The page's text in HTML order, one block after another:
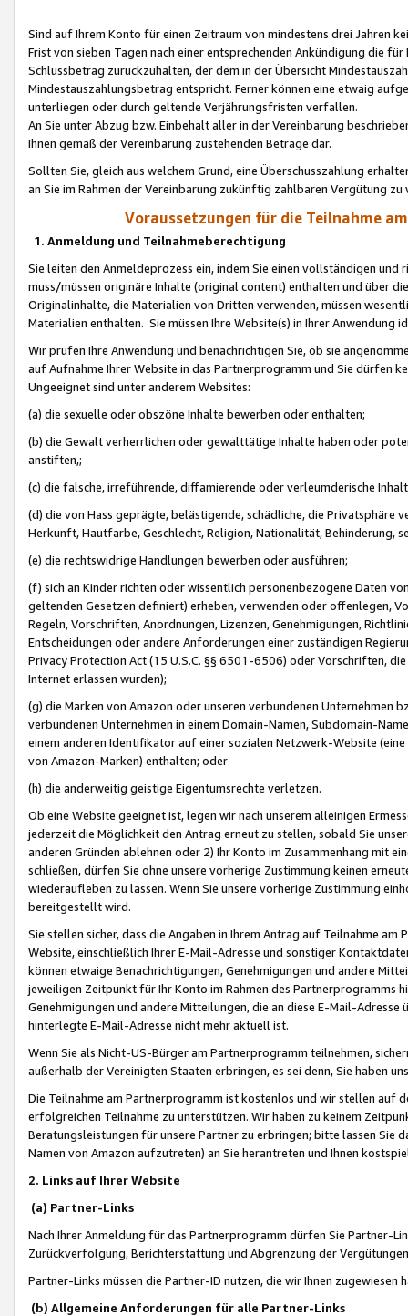
Sind auf Ihrem Konto für einen Zeitraum von mindestens drei Jahren
Frist von sieben Tagen nach einer entsprechenden Ankündigung die
Schlussbetrag zurückzuhalten, der dem in der Übersicht
Mindestauszahlungsbetrag entspricht. Ferner können eine etwaig
unterliegen oder durch geltende Verjährungsfristen verfallen.
An Sie unter Abzug bzw. Einbehalt aller in der Vereinbarung
Ihnen gemäß der Vereinbarung zustehenden Beträge dar.
Sollten Sie, gleich aus welchem Grund, eine Überschusszahlung
an Sie im Rahmen der Vereinbarung zukünftig zahlbaren Vergütung zu
Voraussetzungen für die Teilnahme
1. Anmeldung und Teilnahmeberechtigung
Sie leiten den Anmeldeprozess ein, indem Sie einen vollständigen
muss/müssen originäre Inhalte (original content) enthalten und über
Originalinhalte, die Materialien von Dritten verwenden, müssen
Materialien enthalten. Sie müssen Ihre Website(s) in Ihrer Anwendung
Wir prüfen Ihre Anwendung und benachrichtigen Sie, ob sie
auf Aufnahme Ihrer Website in das Partnerprogramm und Sie dürfen
Ungeeignet sind unter anderem Websites:
(a) die sexuelle oder obszöne Inhalte bewerben oder enthalten;
(b) die Gewalt verherrlichen oder gewalttätige Inhalte haben oder
anstiften,;
(c) die falsche, irreführende, diffamierende oder verleumderische
(d) die von Hass geprägte, belästigende, schädliche, die Privatsphäre
Herkunft, Hautfarbe, Geschlecht, Religion, Nationalität, Behinderung,
(e) die rechtswidrige Handlungen bewerben oder ausführen;
(f) sich an Kinder richten oder wissentlich personenbezogene Daten
geltenden Gesetzen definiert) erheben, verwenden oder offenlegen,
Regeln, Vorschriften, Anordnungen, Lizenzen, Genehmigungen,
Entscheidungen oder andere Anforderungen einer zuständigen
Privacy Protection Act (15 U.S.C. §§ 6501-6506) oder Vorschriften,
Internet erlassen wurden);
(g) die Marken von Amazon oder unseren verbundenen Unternehmen
verbundenen Unternehmen in einem Domain-Namen, Subdomain-
einem anderen Identifikator auf einer sozialen Netzwerk-Website
von Amazon-Marken) enthalten; oder
(h) die anderweitig geistige Eigentumsrechte verletzen.
Ob eine Website geeignet ist, legen wir nach unserem alleinigen
jederzeit die Möglichkeit den Antrag erneut zu stellen, sobald Sie
anderen Gründen ablehnen oder 2) Ihr Konto im Zusammenhang mit
schließen, dürfen Sie ohne unsere vorherige Zustimmung keinen
wiederaufleben zu lassen. Wenn Sie unsere vorherige Zustimmung
bereitgestellt wird.
Sie stellen sicher, dass die Angaben in Ihrem Antrag auf Teilnahme
Website, einschließlich Ihrer E-Mail-Adresse und sonstiger
können etwaige Benachrichtigungen, Genehmigungen und andere
jeweiligen Zeitpunkt für Ihr Konto im Rahmen des Partnerprogramms
Genehmigungen und andere Mitteilungen, die an diese E-Mail-
hinterlegte E-Mail-Adresse nicht mehr aktuell ist.
Wenn Sie als Nicht-US-Bürger am Partnerprogramm teilnehmen,
außerhalb der Vereinigten Staaten erbringen, es sei denn, Sie haben
Die Teilnahme am Partnerprogramm ist kostenlos und wir stellen auf
erfolgreichen Teilnahme zu unterstützen. Wir haben zu keinem
Beratungsleistungen für unsere Partner zu erbringen; bitte lassen Sie
Namen von Amazon aufzutreten) an Sie herantreten und Ihnen
2. Links auf Ihrer Website
(a) Partner-Links
Nach Ihrer Anmeldung für das Partnerprogramm dürfen Sie Partner-
Zurückverfolgung, Berichterstattung und Abgrenzung der
Partner-Links müssen die Partner-ID nutzen, die wir Ihnen zugewiesen
(b) Allgemeine Anforderungen für alle Partner-Links